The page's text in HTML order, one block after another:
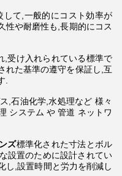
して,一般的にコスト効率が
性や耐磨性も,長期的にコス
,受け入れられている標準で
れた基準の遵守を保証し,互
.
,石油化学,水処理など 様々
システム や 管道 ネットワ
ズ標準化された寸法とボル
設置のために設計されてい
し,設置時間と労力を削減し